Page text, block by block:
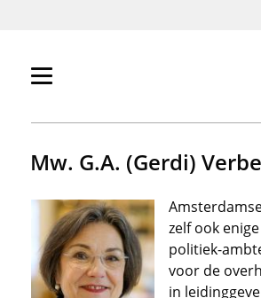
Primair
tonen/verbergen
Mw. G.A. (Gerdi)
zelf ook
politiek-
voor de
in